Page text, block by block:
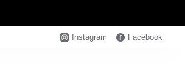
Instagram Facebook